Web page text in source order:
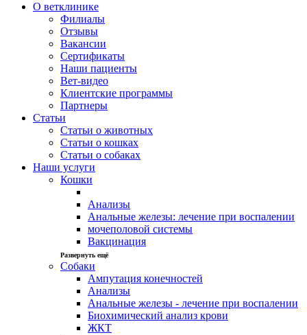
О ветклинике
Филиалы
Отзывы
Вакансии
Сертификаты
Наши пациенты
Вет-видео
Клиентские программы
Партнеры
Статьи
Статьи о животных
Статьи о кошках
Статьи о собаках
Наши услуги
Кошки
Анализы
Анальные железы: лечение при воспалении
мочеполовой системы
Вакцинация
Развернуть ещё
Собаки
Ампутация конечностей
Анализы
Анальные железы - лечение при воспалении
Биохимический анализ крови
ЖКТ